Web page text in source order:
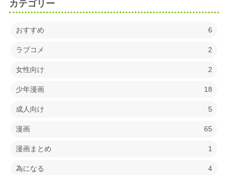
カテゴリー
おすすめ 6
ラブコメ 2
女性向け 2
少年漫画 18
成人向け 5
漫画 65
漫画まとめ 1
為になる 4